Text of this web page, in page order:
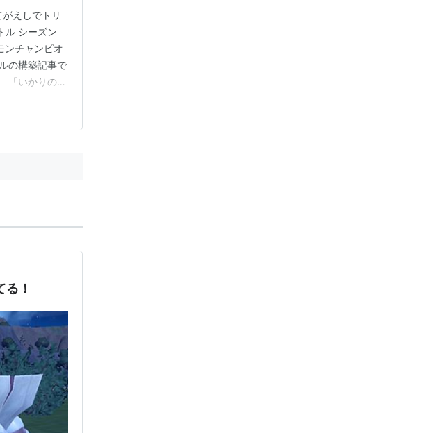
えしでトリ
ル シーズン
ンチャンピオ
の構築記事で
「いかりのつ
躍 結果 別
！